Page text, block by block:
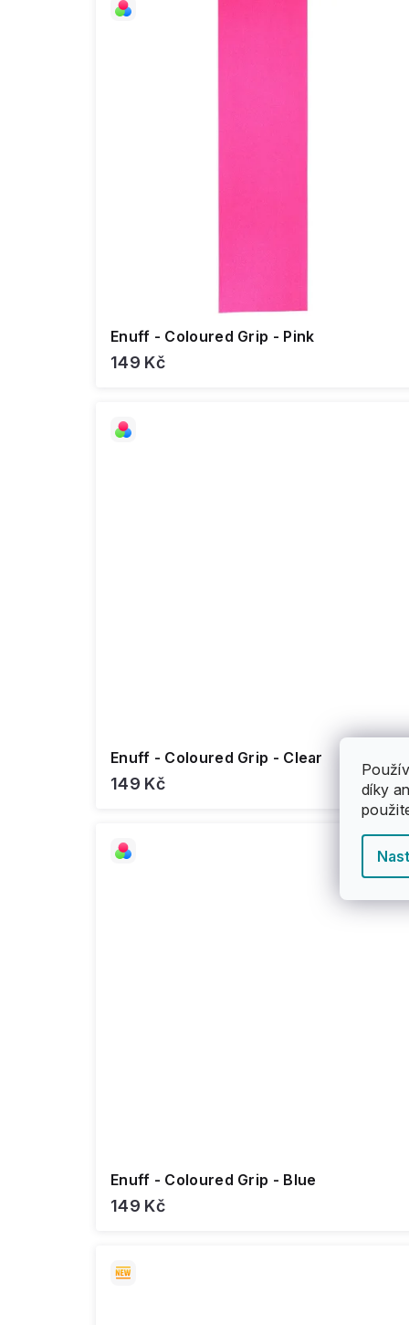
díky
Enuff - Coloured Grip - Pink
149 Kč
Enuff - Coloured Grip - Clear
149 Kč
Enuff - Coloured Grip - Blue
149 Kč